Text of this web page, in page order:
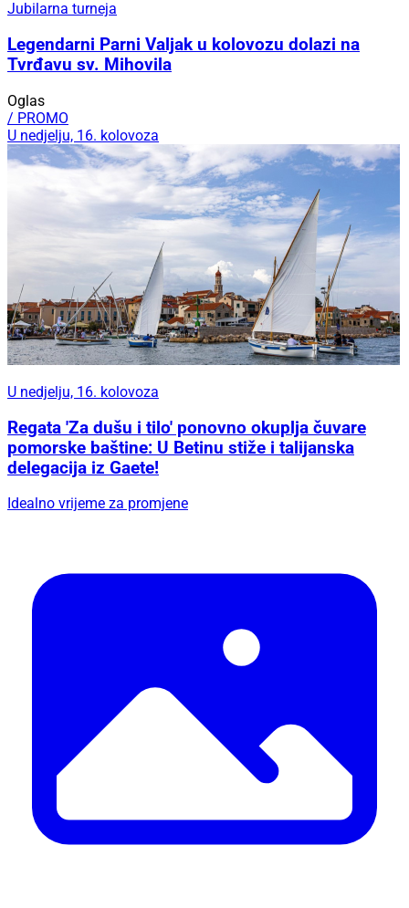
Jubilarna turneja
Legendarni Parni Valjak u kolovozu dolazi na
Tvrđavu sv. Mihovila
Oglas
/ PROMO
U nedjelju, 16. kolovoza
U nedjelju, 16. kolovoza
Regata 'Za dušu i tilo' ponovno okuplja čuvare
pomorske baštine: U Betinu stiže i talijanska
delegacija iz Gaete!
Idealno vrijeme za promjene